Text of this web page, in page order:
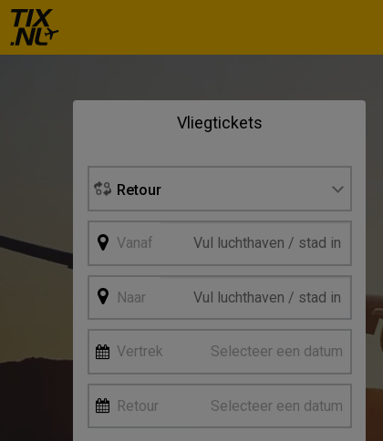
Vliegtickets
Retour
Vanaf
Naar
Vertrek Selecteer een datum
Retour Selecteer een datum